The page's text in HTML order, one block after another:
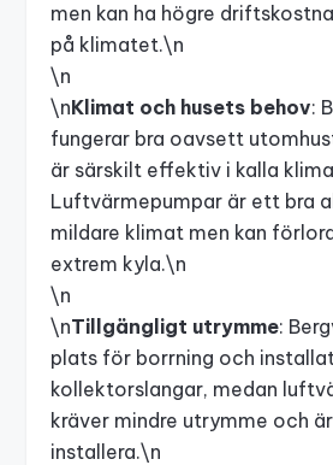
men kan ha högre
på klimatet.\n
\n
\nKlimat och husets behov:
fungerar bra oavsett
är särskilt effektiv i kalla
Luftvärmepumpar är ett bra
mildare klimat men kan
extrem kyla.\n
\n
\nTillgängligt utrymme:
plats för borrning och
kollektorslangar, medan
kräver mindre utrymme och
installera.\n